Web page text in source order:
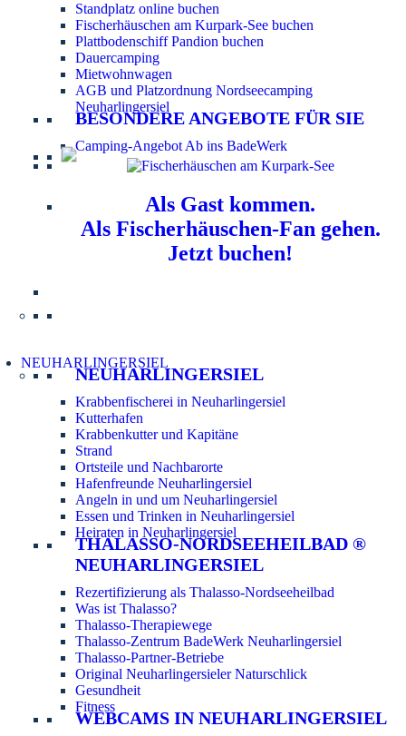
Standplatz online buchen
Fischerhäuschen am Kurpark-See buchen
Plattbodenschiff Pandion buchen
Dauercamping
Mietwohnwagen
AGB und Platzordnung Nordseecamping
Neuharlingersiel
BESONDERE ANGEBOTE FÜR SIE
Camping-Angebot Ab ins BadeWerk
Als Gast kommen.
Als Fischerhäuschen-Fan gehen.
Jetzt buchen!
NEUHARLINGERSIEL
NEUHARLINGERSIEL
Krabbenfischerei in Neuharlingersiel
Kutterhafen
Krabbenkutter und Kapitäne
Strand
Ortsteile und Nachbarorte
Hafenfreunde Neuharlingersiel
Angeln in und um Neuharlingersiel
Essen und Trinken in Neuharlingersiel
Heiraten in Neuharlingersiel
THALASSO-NORDSEEHEILBAD ®
NEUHARLINGERSIEL
Rezertifizierung als Thalasso-Nordseeheilbad
Was ist Thalasso?
Thalasso-Therapiewege
Thalasso-Zentrum BadeWerk Neuharlingersiel
Thalasso-Partner-Betriebe
Original Neuharlingersieler Naturschlick
Gesundheit
Fitness
WEBCAMS IN NEUHARLINGERSIEL